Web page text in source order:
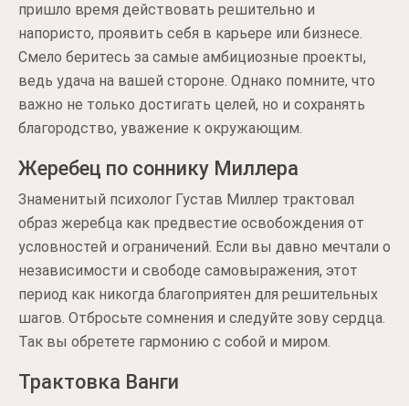
пришло время действовать решительно и
напористо, проявить себя в карьере или бизнесе.
Смело беритесь за самые амбициозные проекты,
ведь удача на вашей стороне. Однако помните, что
важно не только достигать целей, но и сохранять
благородство, уважение к окружающим.
Жеребец по соннику Миллера
Знаменитый психолог Густав Миллер трактовал
образ жеребца как предвестие освобождения от
условностей и ограничений. Если вы давно мечтали о
независимости и свободе самовыражения, этот
период как никогда благоприятен для решительных
шагов. Отбросьте сомнения и следуйте зову сердца.
Так вы обретете гармонию с собой и миром.
Трактовка Ванги